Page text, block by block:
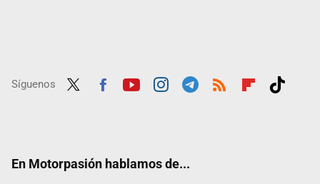
Síguenos
En Motorpasión hablamos de...